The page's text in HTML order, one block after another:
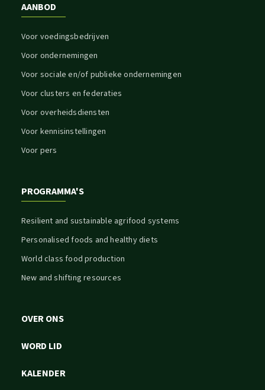
AANBOD
Voor voedingsbedrijven
Voor ondernemingen
Voor sociale en/of publieke ondernemingen
Voor clusters en federaties
Voor overheidsdiensten
Voor kennisinstellingen
Voor pers
PROGRAMMA'S
Resilient and sustainable agrifood systems
Personalised foods and healthy diets
World class food production
New and shifting resources
OVER ONS
WORD LID
KALENDER